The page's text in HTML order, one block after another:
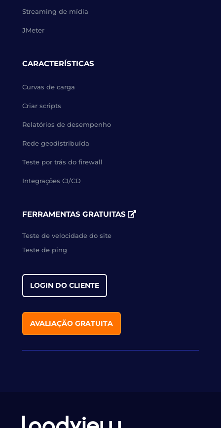
Streaming de mídia
JMeter
CARACTERÍSTICAS
Curvas de carga
Criar scripts
Relatórios de desempenho
Rede geodistribuída
Teste por trás do firewall
Integrações CI/CD
FERRAMENTAS GRATUITAS
Teste de velocidade do site
Teste de ping
LOGIN DO CLIENTE
AVALIAÇÃO GRATUITA